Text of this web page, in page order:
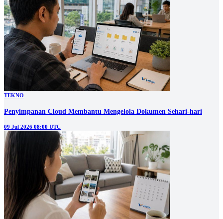
TEKNO
Penyimpanan Cloud Membantu Mengelola Dokumen Sehari-hari
09 Jul 2026 08:00 UTC